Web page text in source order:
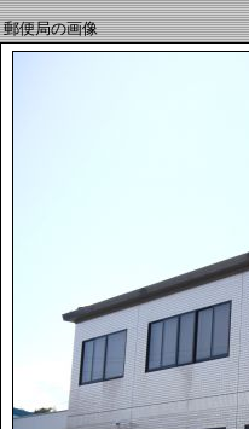
郵便局の画像